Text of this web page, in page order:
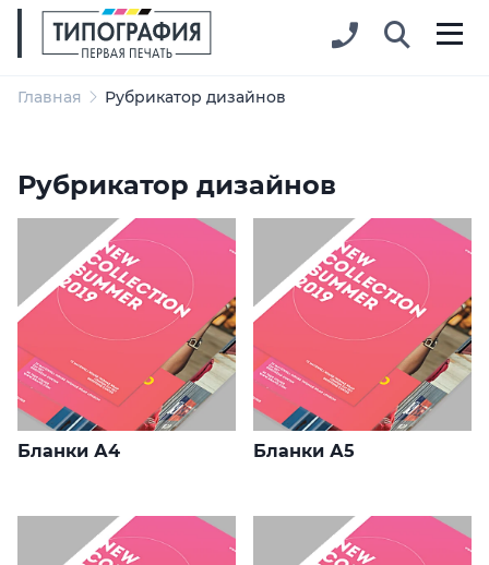
Главная Рубрикатор дизайнов
Рубрикатор дизайнов
Бланки А4 Бланки А5